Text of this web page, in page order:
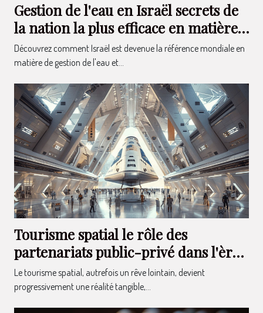
Gestion de l'eau en Israël secrets de
la nation la plus efficace en matière
d'irrigation
Découvrez comment Israël est devenue la référence mondiale en
matière de gestion de l'eau et...
Tourisme spatial le rôle des
partenariats public-privé dans l'ère
de l'exploration spatiale
commerciale
Le tourisme spatial, autrefois un rêve lointain, devient
progressivement une réalité tangible,...